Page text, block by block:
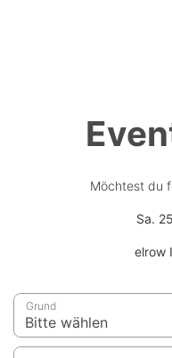
Möchtest du
Sa.
elrow
Grund